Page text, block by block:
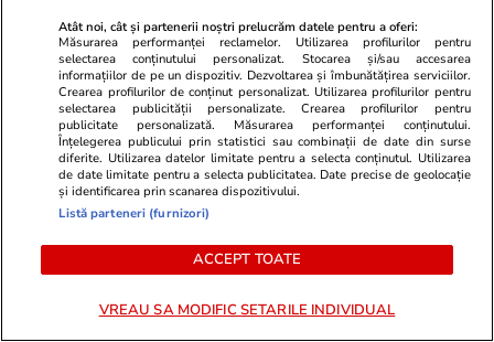
Comentează
Loghează-te în contul tăupentru a adăuga
comentarii și a te alătura dialogului.
Atât noi, cât și partenerii noștri prelucrăm datele pentru a oferi:
Măsurarea performanței reclamelor. Utilizarea profilurilor pentru
selectarea conținutului personalizat. Stocarea și/sau accesarea
informațiilor de pe un dispozitiv. Dezvoltarea și îmbunătățirea serviciilor.
Crearea profilurilor de conținut personalizat. Utilizarea profilurilor pentru
selectarea publicității personalizate. Crearea profilurilor pentru
publicitate personalizată. Măsurarea performanței conținutului.
Înțelegerea publicului prin statistici sau combinații de date din surse
diferite. Utilizarea datelor limitate pentru a selecta conținutul. Utilizarea
de date limitate pentru a selecta publicitatea. Date precise de geolocație
și identificarea prin scanarea dispozitivului.
Listă parteneri (furnizori)
ACCEPT TOATE
VREAU SA MODIFIC SETARILE INDIVIDUAL